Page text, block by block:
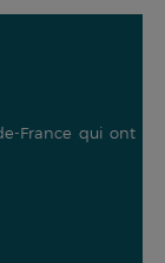
France qui ont